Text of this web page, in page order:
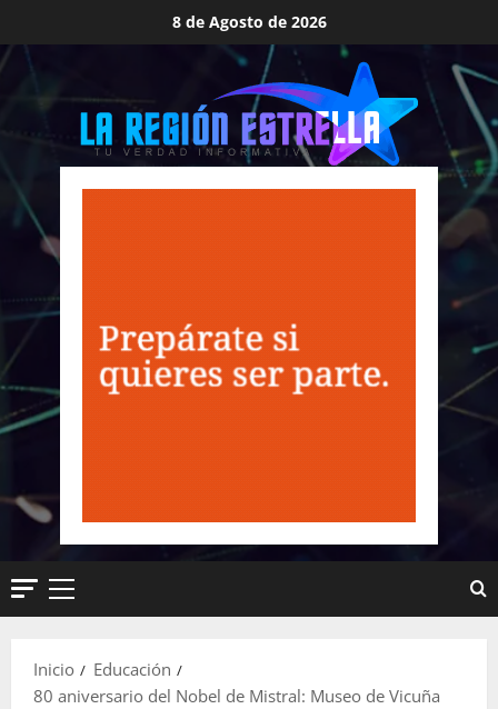
al
contenido
8 de Agosto de 2026
Menú
Inicio
Educación
80 aniversario del Nobel de Mistral: Museo de Vicuña